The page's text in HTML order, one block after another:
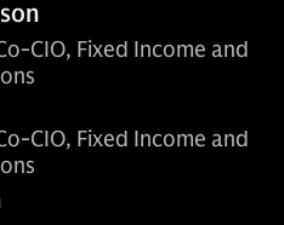
CIO, Fixed Income and
CIO, Fixed Income and